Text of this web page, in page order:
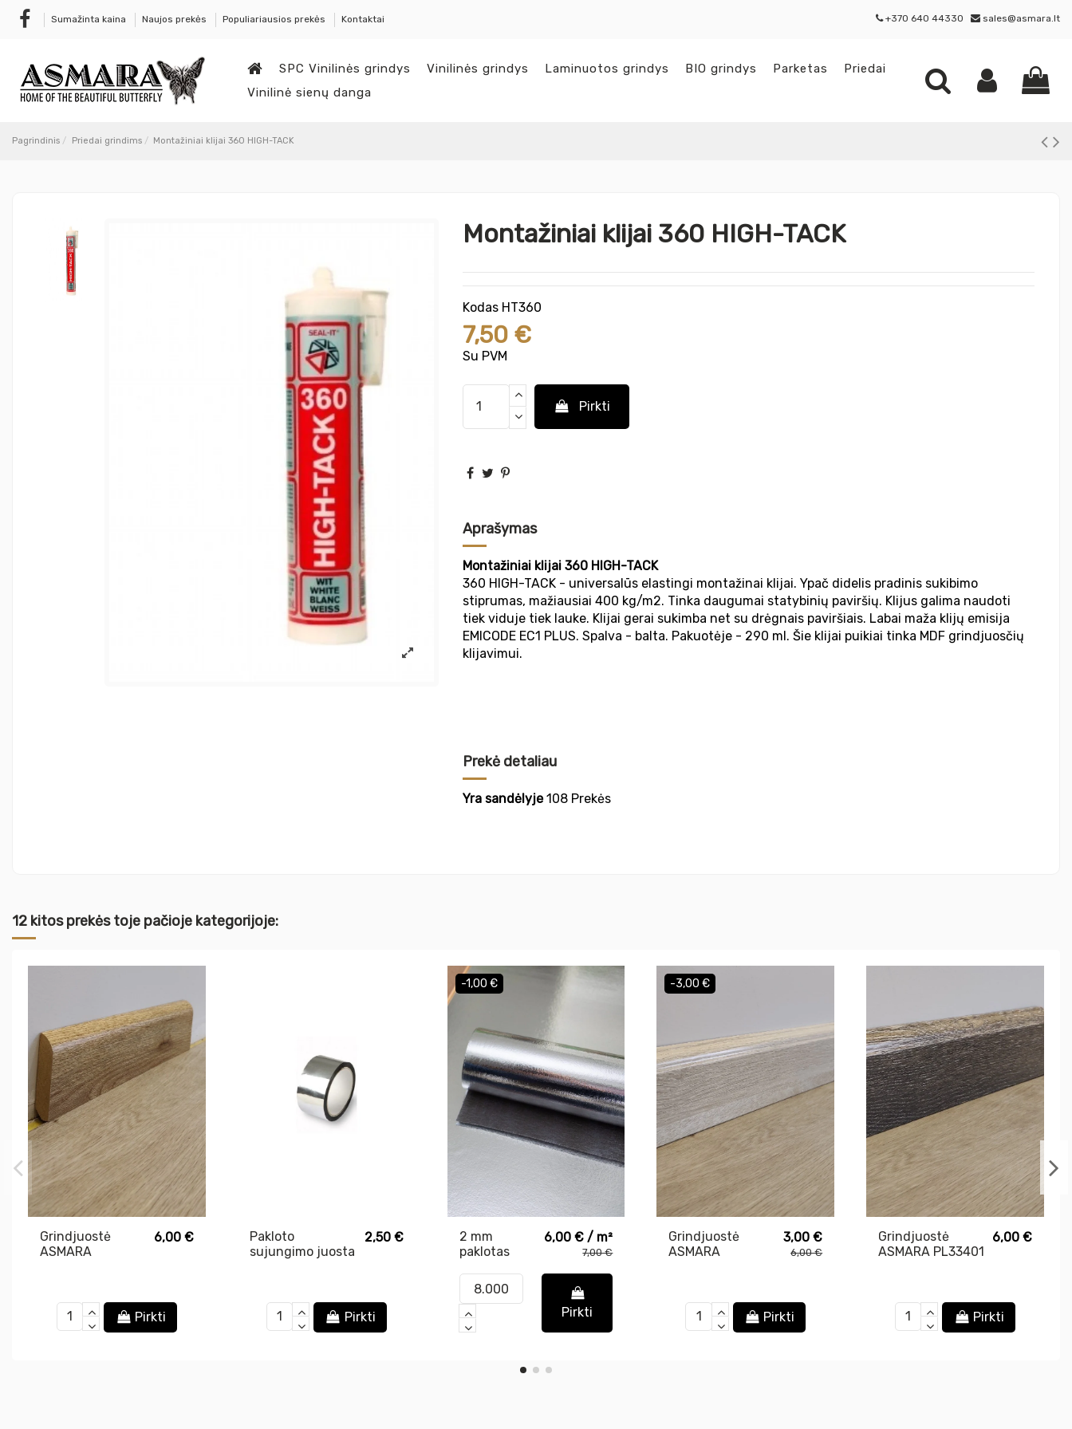
Sumažinta kaina Naujos prekės Populiariausios prekės Kontaktai +370 640 44330 sales@asmara.lt
SPC Vinilinės grindys Vinilinės grindys Laminuotos grindys BIO grindys Parketas
Priedai
Vinilinė sienų danga
Pagrindinis Priedai grindims Montažiniai klijai 360 HIGH-TACK
Montažiniai klijai 360 HIGH-TACK
Kodas HT360
7,50 €
Su PVM
Pirkti
Aprašymas
Montažiniai klijai 360 HIGH-TACK
360 HIGH-TACK - universalūs elastingi montažinai klijai. Ypač didelis pradinis sukibimo
stiprumas, mažiausiai 400 kg/m2. Tinka daugumai statybinių paviršių. Klijus galima naudoti
tiek viduje tiek lauke. Klijai gerai sukimba net su drėgnais paviršiais. Labai maža klijų emisija
EMICODE EC1 PLUS. Spalva - balta. Pakuotėje - 290 ml. Šie klijai puikiai tinka MDF grindjuosčių
klijavimui.
Prekė detaliau
Yra sandėlyje 108 Prekės
12 kitos prekės toje pačioje kategorijoje:
Grindjuostė
ASMARA
6,00 €
Pirkti
Pakloto
sujungimo juosta
2,50 €
Pirkti
-1,00 €
2 mm
paklotas
grindų
dangai Profi
Line 2.0 SD
6,00 € / m²
7,00 €
Pirkti
-3,00 €
Grindjuostė
ASMARA
3,00 €
6,00 €
Pirkti
Grindjuostė
ASMARA PL33401
6,00 €
Pirkti